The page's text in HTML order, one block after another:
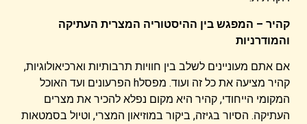
קהיר – המפגש בין ההיסטוריה המצרית העתיקה
והמודרניות
אם אתם מעוניינים לשלב בין חוויות תרבותיות וארכיאולוגיות,
קהיר מציעה את כל זה ועוד. מפסלh הפרעונים ועד האוכל
המקומי הייחודי, קהיר היא מקום נפלא להכיר את מצרים
העתיקה. הסיור בגיזה, ביקור במוזיאון המצרי, וטיול בסמטאות